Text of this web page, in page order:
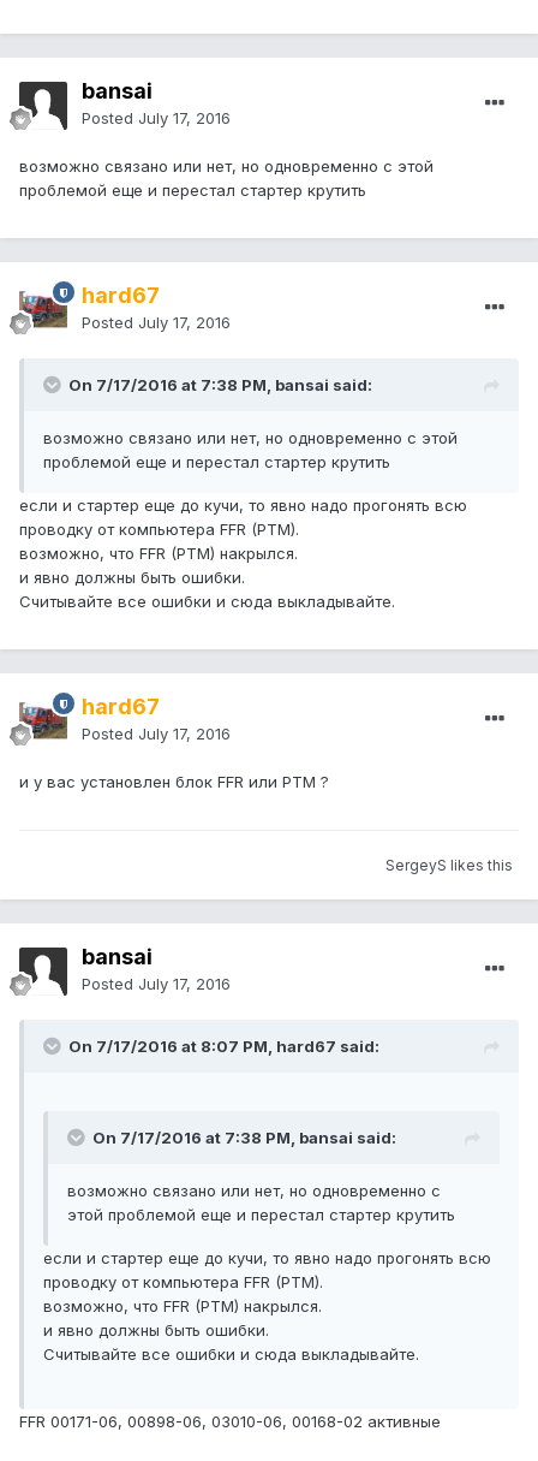
bansai
Posted July 17, 2016
возможно связано или нет, но одновременно с этой
проблемой еще и перестал стартер крутить
hard67
Posted July 17, 2016
On 7/17/2016 at 7:38 PM, bansai said:
возможно связано или нет, но одновременно с этой
проблемой еще и перестал стартер крутить
если и стартер еще до кучи, то явно надо прогонять всю
проводку от компьютера FFR (PTM).
возможно, что FFR (PTM) накрылся.
и явно должны быть ошибки.
Считывайте все ошибки и сюда выкладывайте.
hard67
Posted July 17, 2016
и у вас установлен блок FFR или PTM ?
SergeyS likes this
bansai
Posted July 17, 2016
On 7/17/2016 at 8:07 PM, hard67 said:
On 7/17/2016 at 7:38 PM, bansai said:
возможно связано или нет, но одновременно с
этой проблемой еще и перестал стартер крутить
если и стартер еще до кучи, то явно надо прогонять всю
проводку от компьютера FFR (PTM).
возможно, что FFR (PTM) накрылся.
и явно должны быть ошибки.
Считывайте все ошибки и сюда выкладывайте.
FFR 00171-06, 00898-06, 03010-06, 00168-02 активные